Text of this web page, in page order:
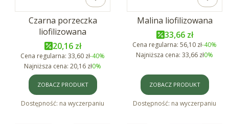
Czarna porzeczka
liofilizowana
Cena promocyjna
20,16 zł
Cena regularna: 33,60 zł-40%
Najniższa cena: 20,16 zł0%
ZOBACZ PRODUKT
Dostępność: na wyczerpaniu
Malina liofilizowana
Cena
33,66 zł
Cena regularna: 56,10 zł-40%
Najniższa cena: 33,66 zł0%
ZOBACZ PRODUKT
Dostępność: na wyczerpaniu